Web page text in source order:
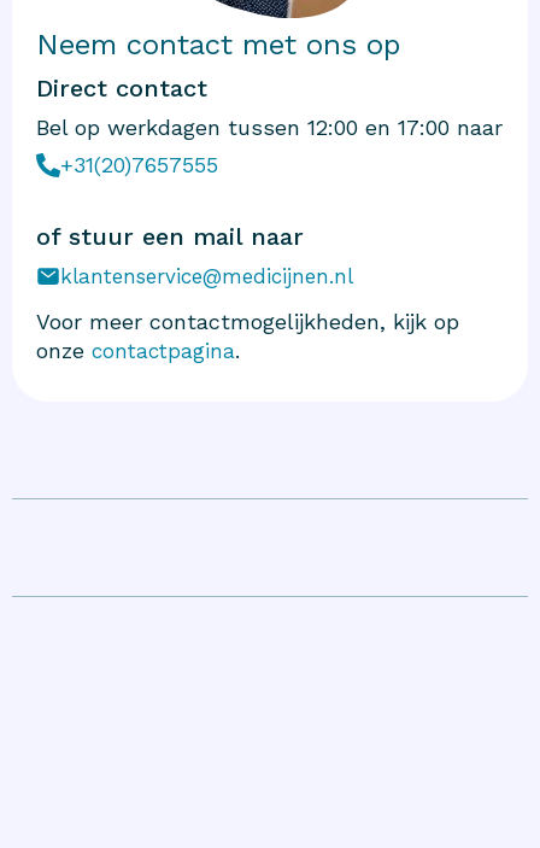
Neem contact met ons op
Direct contact
Bel op werkdagen tussen 12:00 en 17:00 naar
+31(20)7657555
of stuur een mail naar
klantenservice@medicijnen.nl
Voor meer contactmogelijkheden, kijk op
onze contactpagina.